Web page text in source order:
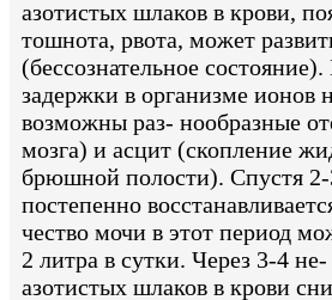
азотистых шлаков в крови,
тошнота, рвота, может
(бессознательное состояние).
задержки в организме ионов
возможны раз- нообразные
мозга) и асцит (скопление
брюшной полости). Спустя
постепенно
чество мочи в этот период
2 литра в сутки. Через 3-4
азотистых шлаков в крови